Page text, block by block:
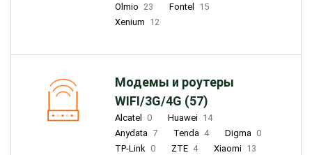
Olmio 23 Fontel
15
Xenium 12
Модемы и роутеры
WIFI/3G/4G (57)
Alcatel 0 Huawei 14
Anydata 7 Tenda 4 Digma 0
TP-Link 0 ZTE 4 Xiaomi 13